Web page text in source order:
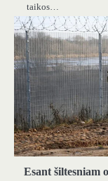
taikos…
Esant šiltesniam